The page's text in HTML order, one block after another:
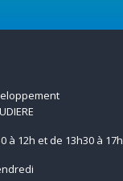
à 12h et de 13h30 à 17h